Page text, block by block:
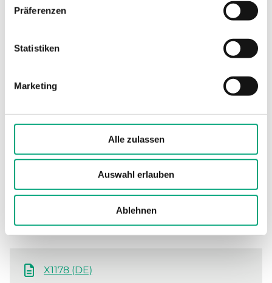
Präferenzen
Statistiken
Marketing
Alle zulassen
Auswahl erlauben
Ablehnen
Spannungsschnittstelle für RC-...F...-Regler
Software und Dokumentation
Produktblatt
X1178 (DE)